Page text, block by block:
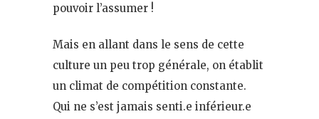
pouvoir l’assumer !
Mais en allant dans le sens de cette
culture un peu trop générale, on établit
un climat de compétition constante.
Qui ne s’est jamais senti.e inférieur.e